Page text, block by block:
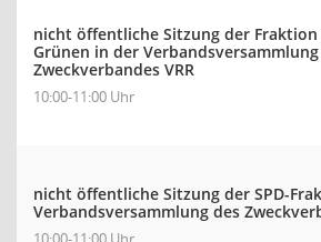
nicht öffentliche Sitzung der Fraktion
Grünen in der
Zweckverbandes VRR
10:00-11:00 Uhr
nicht öffentliche Sitzung der SPD-
Verbandsversammlung des